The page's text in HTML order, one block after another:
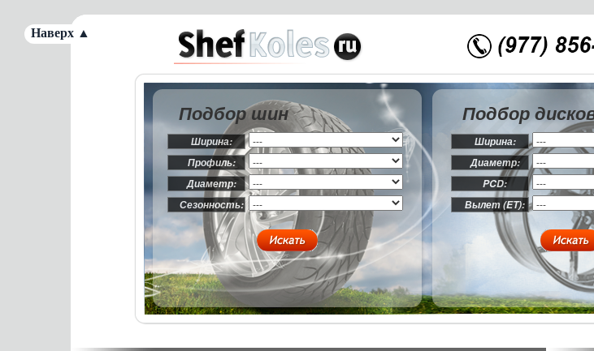
Подбор шин
Ширина:
Профиль:
Диаметр:
Сезонность:
Подбор
Ширина:
Диаметр:
PCD:
Вылет (ET):
Наверх ▲